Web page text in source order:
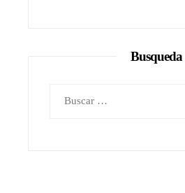
Busqueda